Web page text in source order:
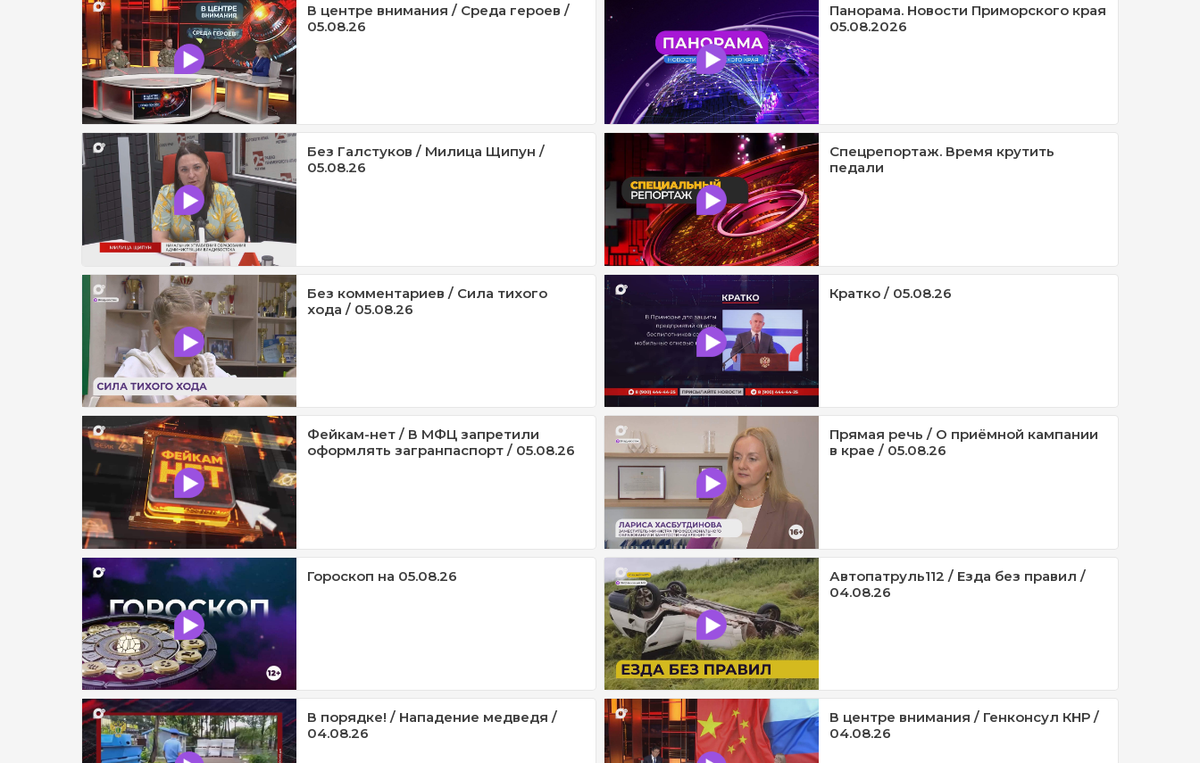
В центре внимания / Среда героев /
05.08.26
Панорама. Новости Приморского края
05.08.2026
Без Галстуков / Милица Щипун /
05.08.26
Спецрепортаж. Время крутить
педали
Без комментариев / Сила тихого
хода / 05.08.26
Кратко / 05.08.26
Фейкам-нет / В МФЦ запретили
оформлять загранпаспорт / 05.08.26
Прямая речь / О приёмной кампании
в крае / 05.08.26
Гороскоп на 05.08.26
Автопатруль112 / Езда без правил /
04.08.26
В порядке! / Нападение медведя /
04.08.26
В центре внимания / Генконсул КНР /
04.08.26